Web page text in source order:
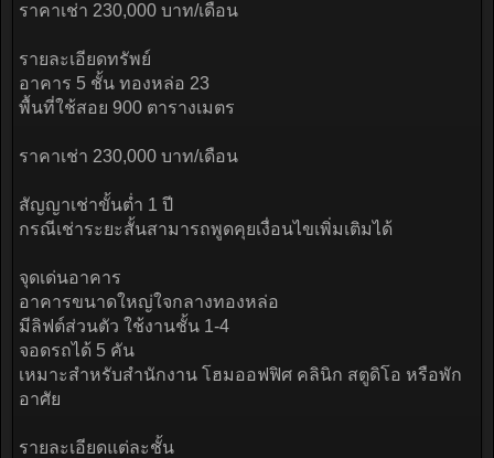
ราคาเช่า 230,000 บาท/เดือน
รายละเอียดทรัพย์
อาคาร 5 ชั้น ทองหล่อ 23
พื้นที่ใช้สอย 900 ตารางเมตร
ราคาเช่า 230,000 บาท/เดือน
สัญญาเช่าขั้นต่ำ 1 ปี
กรณีเช่าระยะสั้นสามารถพูดคุยเงื่อนไขเพิ่มเติมได้
จุดเด่นอาคาร
อาคารขนาดใหญ่ใจกลางทองหล่อ
มีลิฟต์ส่วนตัว ใช้งานชั้น 1-4
จอดรถได้ 5 คัน
เหมาะสำหรับสำนักงาน โฮมออฟฟิศ คลินิก สตูดิโอ หรือพัก
อาศัย
รายละเอียดแต่ละชั้น